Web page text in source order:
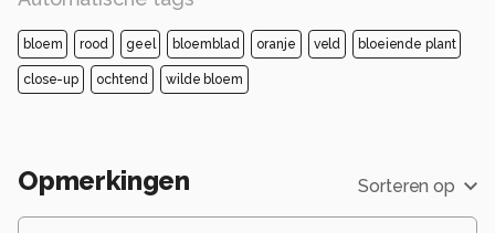
bloem rood geel bloemblad oranje veld bloeiende plant
close-up ochtend wilde bloem
Opmerkingen Sorteren op